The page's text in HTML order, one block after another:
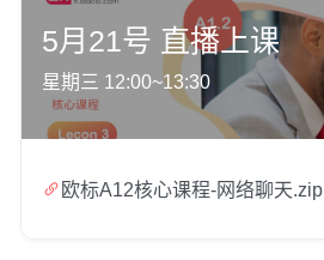
5月21号 直播上课
星期三 12:00~13:30
 欧标A12核心课程-网络聊天.zip